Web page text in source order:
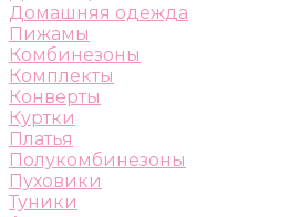
Домашняя одежда
Пижамы
Комбинезоны
Комплекты
Конверты
Куртки
Платья
Полукомбинезоны
Пуховики
Туники